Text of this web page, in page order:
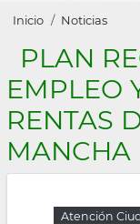
enlaces
de
ayuda
a
la
Inicio Noticias
PLAN
EMPLEO
RENTAS
MANCHA
Atención